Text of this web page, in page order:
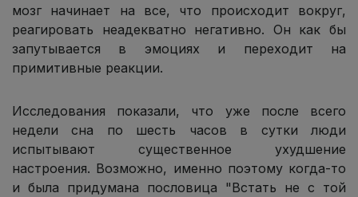
мозг начинает на все, что происходит вокруг,
реагировать неадекватно негативно. Он как бы
запутывается в эмоциях и переходит на
примитивные реакции.
Исследования показали, что уже после всего
недели сна по шесть часов в сутки люди
испытывают существенное ухудшение
настроения. Возможно, именно поэтому когда-то
и была придумана пословица "Встать не с той